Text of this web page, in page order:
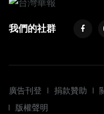
我們的社群
廣告刊登 捐款贊助
版權聲明